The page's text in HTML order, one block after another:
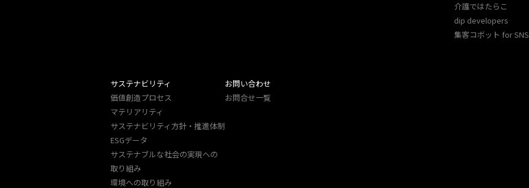
介護ではたらこ
dip developers
集客コボット for
サステナビリティ
価値創造プロセス
マテリアリティ
サステナビリティ方針・推進体制
ESGデータ
サステナブルな社会の実現への
取り組み
環境への取り組み
お問い合わせ
お問合せ一覧